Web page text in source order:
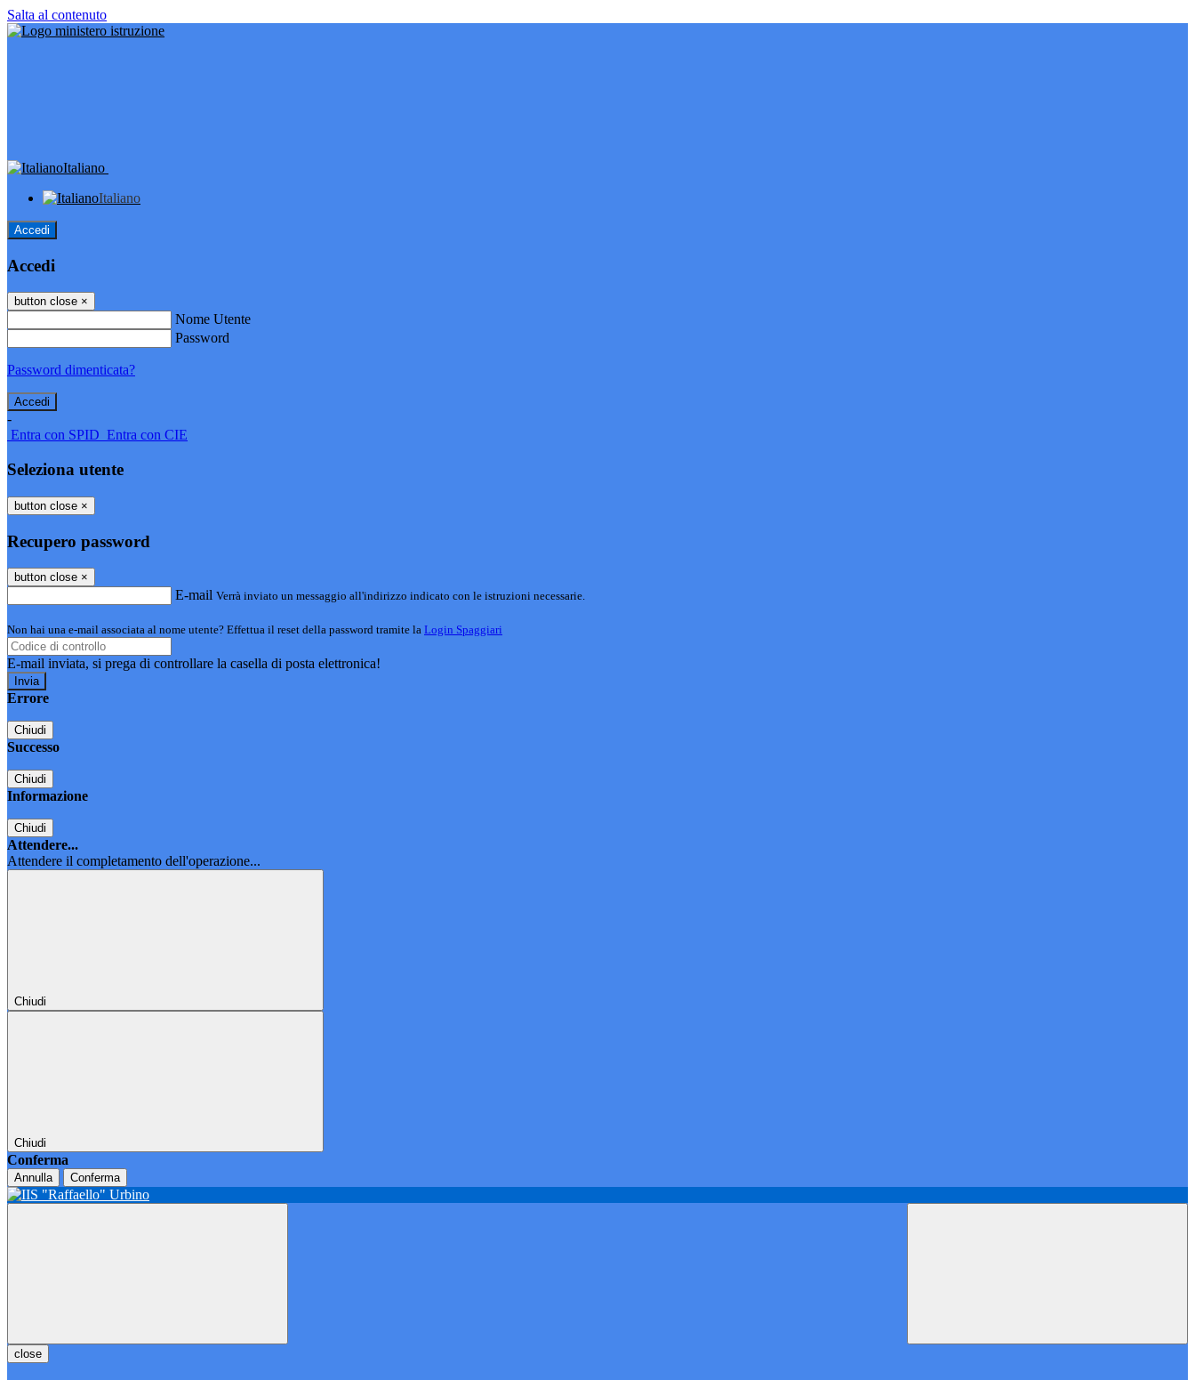
Salta al contenuto
Italiano
Italiano
Accedi
Accedi
button close ×
Nome Utente
Password
Password dimenticata?
-
Entra con SPID Entra con CIE
Seleziona utente
button close ×
Recupero password
button close ×
E-mail Verrà inviato un messaggio all'indirizzo indicato con le istruzioni necessarie.
Non hai una e-mail associata al nome utente? Effettua il reset della password tramite la Login Spaggiari
E-mail inviata, si prega di controllare la casella di posta elettronica!
Errore
Chiudi
Successo
Chiudi
Informazione
Chiudi
Attendere...
Attendere il completamento dell'operazione...
Chiudi
Chiudi
Conferma
Annulla Conferma
close